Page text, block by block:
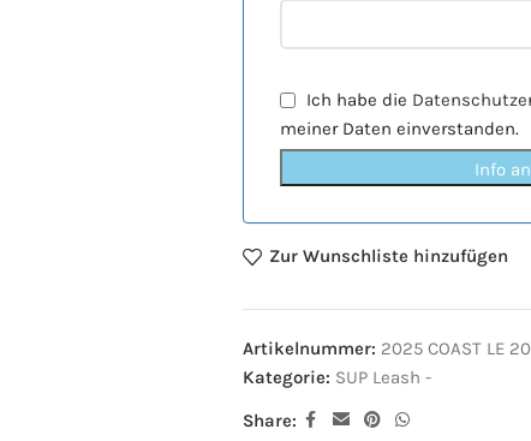
Ich habe die
meiner Daten einverstanden.
Info
Zur Wunschliste hinzufügen
Artikelnummer: 2025 COAST LE
Kategorie: SUP Leash -
Share: